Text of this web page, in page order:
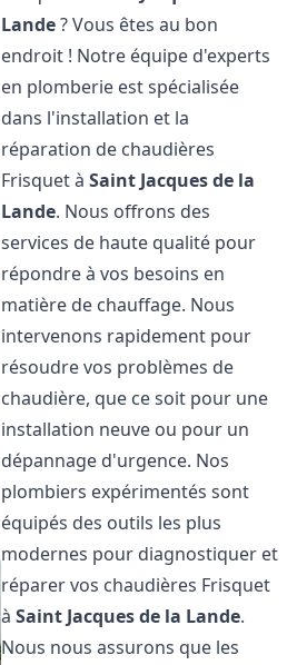
Lande? Vous êtes au bon
endroit ! Notre équipe d'experts
en plomberie est spécialisée
dans l'installation et la
réparation de chaudières
Frisquet àSaint Jacques de la
Lande. Nous offrons des
services de haute qualité pour
répondre à vos besoins en
matière de chauffage. Nous
intervenons rapidement pour
résoudre vos problèmes de
chaudière, que ce soit pour une
installation neuve ou pour un
dépannage d'urgence. Nos
plombiers expérimentés sont
équipés des outils les plus
modernes pour diagnostiquer et
réparer vos chaudières Frisquet
àSaint Jacques de la Lande.
Nous nous assurons que les